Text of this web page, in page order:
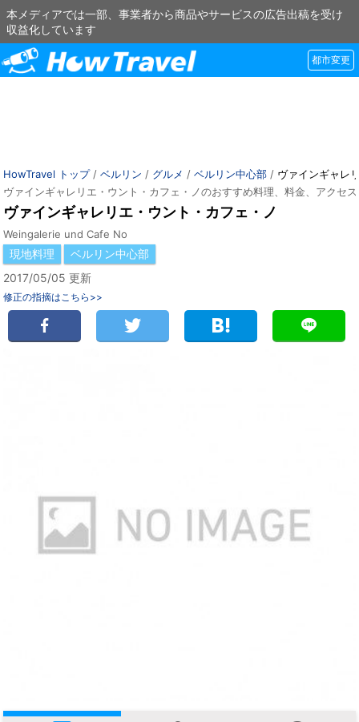
本メディアでは一部、事業者から商品やサービスの広告出稿を受け
収益化しています
都市変更
HowTravel トップ/ ベルリン / グルメ / ベルリン中心部 / ヴァインギャレ
ヴァインギャレリエ・ウント・カフェ・ノのおすすめ料理、料金、アクセ
ヴァインギャレリエ・ウント・カフェ・ノ
Weingalerie und Cafe No
現地料理
ベルリン中心部
2017/05/05 更新
修正の指摘はこちら>>